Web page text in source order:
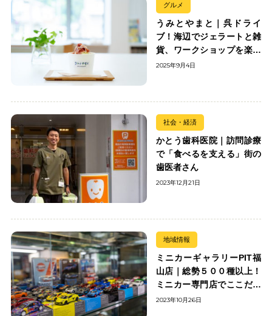
グルメ
うみとやまと｜呉ドライ
ブ！海辺でジェラートと雑
貨、ワークショップを楽し
む
2025年9月4日
社会・経済
かとう歯科医院｜訪問診療
で「食べるを支える」街の
歯医者さん
2023年12月21日
地域情報
ミニカーギャラリーPIT福
山店｜総勢５００種以上！
ミニカー専門店でここだけ
の出会いを楽しもう
2023年10月26日